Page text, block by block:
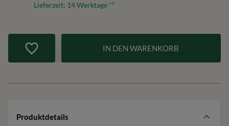
Lieferzeit: 14Werktage *²
IN DEN WARENKORB
Produktdetails